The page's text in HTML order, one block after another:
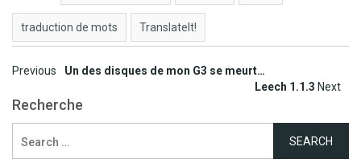
traduction de mots TranslateIt!
Post
navigation
Previous
Un des disques de mon G3 se meurt…
Leech 1.1.3 Next
Recherche
for: